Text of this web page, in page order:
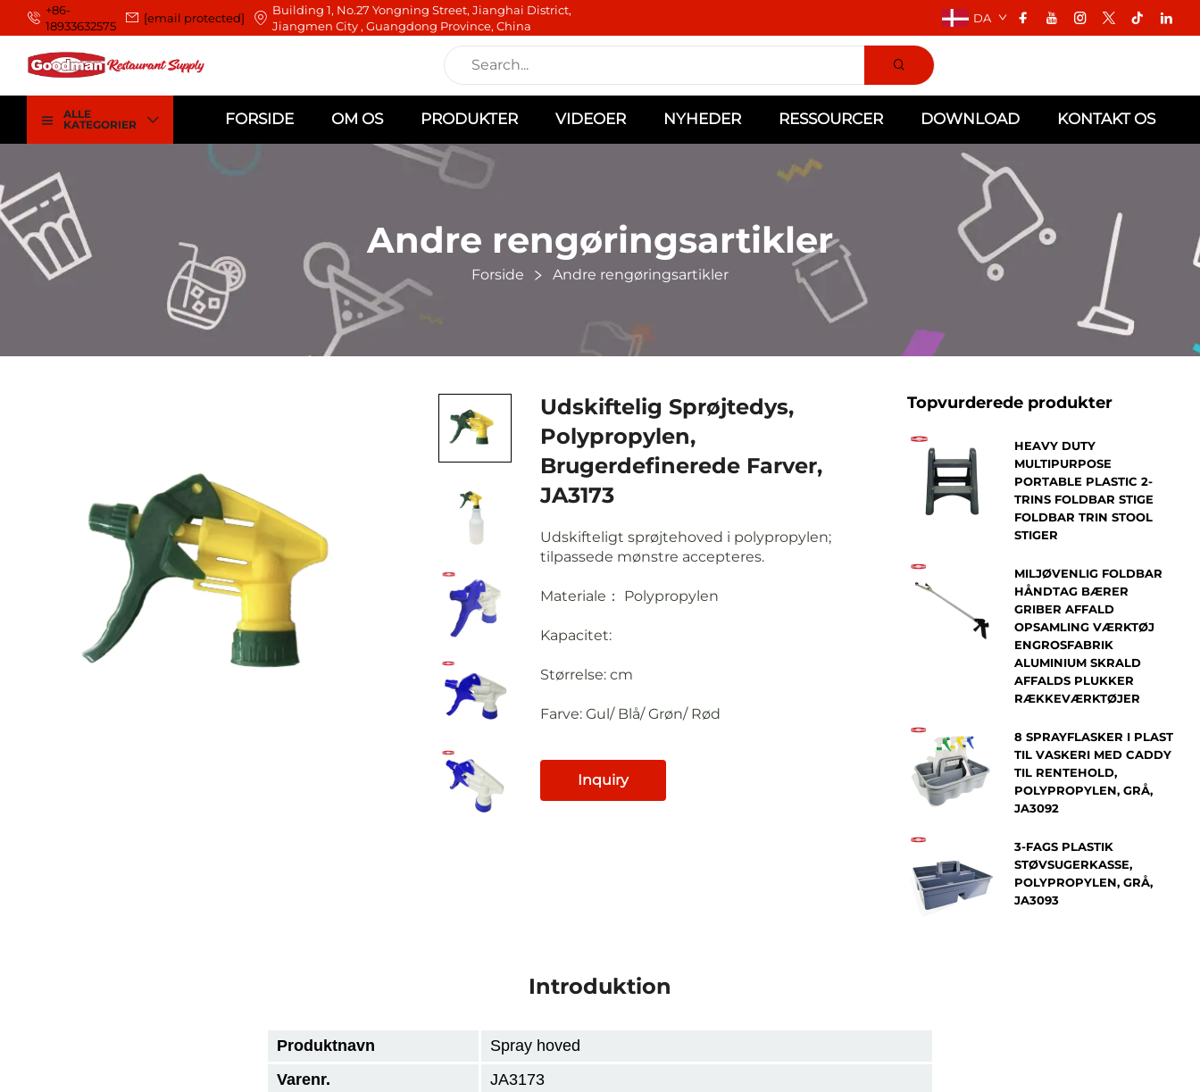
+86-
18933632575
[email protected]
Building 1, No.27 Yongning Street, Jianghai District,
Jiangmen City , Guangdong Province, China
DA
ALLE
KATEGORIER
FORSIDE OM OS PRODUKTER VIDEOER NYHEDER RESSOURCER DOWNLOAD KONTAKT OS
Andre rengøringsartikler
Forside Andre rengøringsartikler
Udskiftelig Sprøjtedys,
Polypropylen,
Brugerdefinerede Farver,
JA3173
Udskifteligt sprøjtehoved i polypropylen;
tilpassede mønstre accepteres.
Materiale： Polypropylen
Kapacitet:
Størrelse: cm
Farve: Gul/ Blå/ Grøn/ Rød
Inquiry
Topvurderede produkter
HEAVY DUTY
MULTIPURPOSE
PORTABLE PLASTIC 2-
TRINS FOLDBAR STIGE
FOLDBAR TRIN STOOL
STIGER
MILJØVENLIG FOLDBAR
HÅNDTAG BÆRER
GRIBER AFFALD
OPSAMLING VÆRKTØJ
ENGROSFABRIK
ALUMINIUM SKRALD
AFFALDS PLUKKER
RÆKKEVÆRKTØJER
8 SPRAYFLASKER I PLAST
TIL VASKERI MED CADDY
TIL RENTEHOLD,
POLYPROPYLEN, GRÅ,
JA3092
3-FAGS PLASTIK
STØVSUGERKASSE,
POLYPROPYLEN, GRÅ,
JA3093
Introduktion
Produktnavn
Spray hoved
Varenr.
JA3173